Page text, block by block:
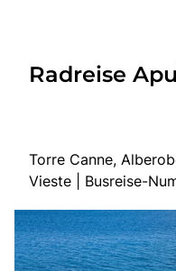
Highlights
Start
Busreisen
Radreise
Torre Canne,
Vieste | Busreise-